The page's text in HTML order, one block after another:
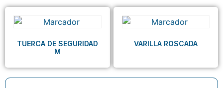
TUERCA DE SEGURIDAD
M
VARILLA ROSCADA